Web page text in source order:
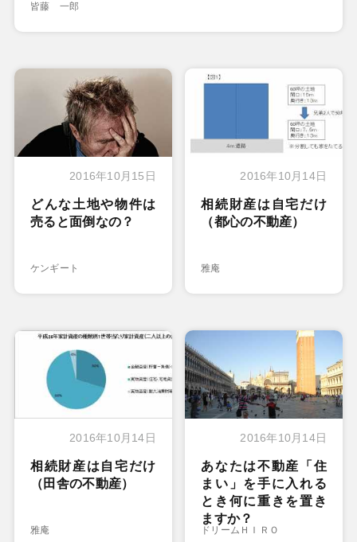
皆藤 一郎
2016年10月15日
どんな土地や物件は
売ると面倒なの？
ケンギート
2016年10月14日
相続財産は自宅だけ
（都心の不動産）
雅庵
2016年10月14日
相続財産は自宅だけ
（田舎の不動産）
雅庵
2016年10月14日
あなたは不動産「住
まい」を手に入れる
とき何に重きを置き
ますか？
ドリームＨＩＲＯ